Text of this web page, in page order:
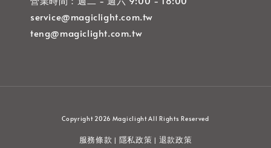
service@magiclight.com.tw
teng@magiclight.com.tw
Copyright 2026 Magiclight All Rights Reserved
服務條款 | 隱私政策 | 退款政策